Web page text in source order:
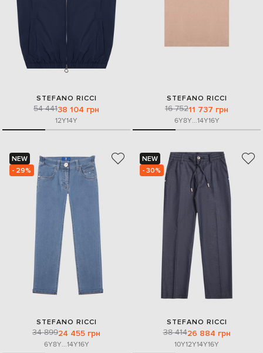
STEFANO RICCI
54 44138 104 грн
12Y14Y
STEFANO RICCI
16 75211 737 грн
6Y8Y...14Y16Y
NEW
- 29%
STEFANO RICCI
34 89924 455 грн
6Y8Y...14Y16Y
NEW
- 30%
STEFANO RICCI
38 41426 884 грн
10Y12Y14Y16Y